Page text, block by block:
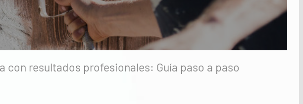
con resultados profesionales: Guía paso a paso